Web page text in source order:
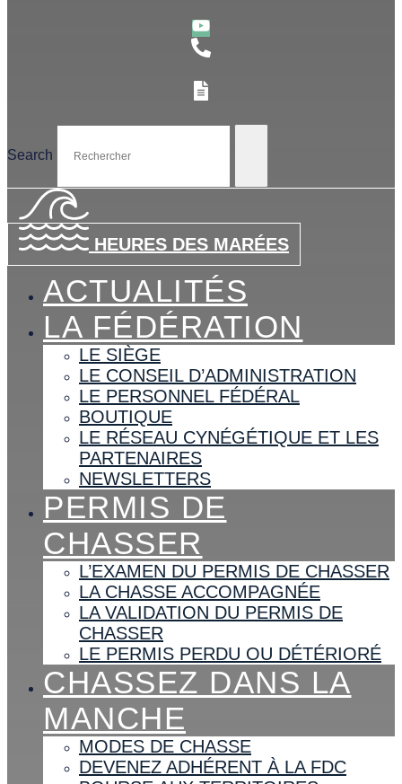
Search
HEURES DES MARÉES
ACTUALITÉS
LA FÉDÉRATION
LE SIÈGE
LE CONSEIL D’ADMINISTRATION
LE PERSONNEL FÉDÉRAL
BOUTIQUE
LE RÉSEAU CYNÉGÉTIQUE ET LES
PARTENAIRES
NEWSLETTERS
PERMIS DE
CHASSER
L’EXAMEN DU PERMIS DE CHASSER
LA CHASSE ACCOMPAGNÉE
LA VALIDATION DU PERMIS DE
CHASSER
LE PERMIS PERDU OU DÉTÉRIORÉ
CHASSEZ DANS LA
MANCHE
MODES DE CHASSE
DEVENEZ ADHÉRENT À LA FDC